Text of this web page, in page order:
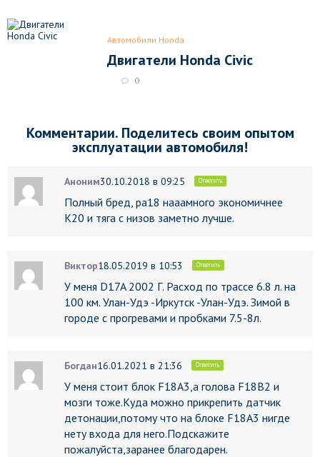
Автомобили Honda
Двигатели Honda Civic
0
Комментарии. Поделитесь своим опытом
эксплуатации автомобиля!
Аноним30.10.2018 в 09:25 Ответить
Полный бред, ра18 нааамного экономичнее
К20 и тяга с низов заметно лучше.
Виктор18.05.2019 в 10:53 Ответить
У меня D17A 2002 Г. Расход по трассе 6.8 л. на
100 км. Улан-Удэ -Иркутск -Улан-Удэ. Зимой в
городе с прогревами и пробками 7.5-8л.
Богдан16.01.2021 в 21:36 Ответить
У меня стоит блок F18A3,а голова F18B2 и
мозги тоже.Куда можно прикрепить датчик
детонации,потому что на блоке F18А3 нигде
нету входа для него.Подскажите
пожалуйста,заранее благодарен.